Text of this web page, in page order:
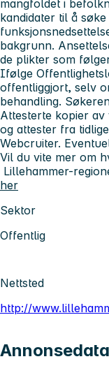
mangfoldet i
kandidater til å
bakgrunn.
de plikter som
Ifølge
offentliggjort, selv
behandling.
Attesterte kopier
og attester fra
Webcruiter.
Vil du vite mer om
Lillehammer-
her
Sektor
Offentlig
Nettsted
http://
Annonsedata